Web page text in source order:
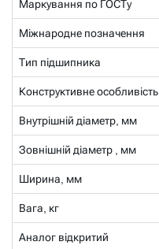
Маркування по ГОСТу
Міжнародне позначення
Тип підшипника
Конструктивне особливість
Внутрішній діаметр, мм
Зовнішній діаметр , мм
Ширина, мм
Вага, кг
Аналог відкритий